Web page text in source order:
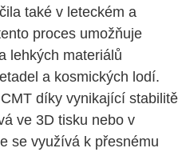
také v leteckém a
proces umožňuje
lehkých materiálů
a kosmických lodí.
díky vynikající stabilitě
ve 3D tisku nebo v
se využívá k přesnému